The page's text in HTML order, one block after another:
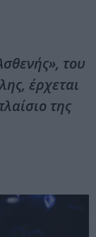
του
έρχεται
της